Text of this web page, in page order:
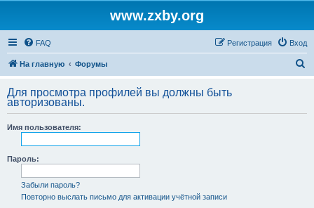
www.zxby.org
FAQ Вход
Регистрация
На главную Форумы
с
Для просмотра профилей вы должны быть
авторизованы.
Имя пользователя:
Пароль:
Забыли пароль?
Повторно выслать письмо для активации учётной записи